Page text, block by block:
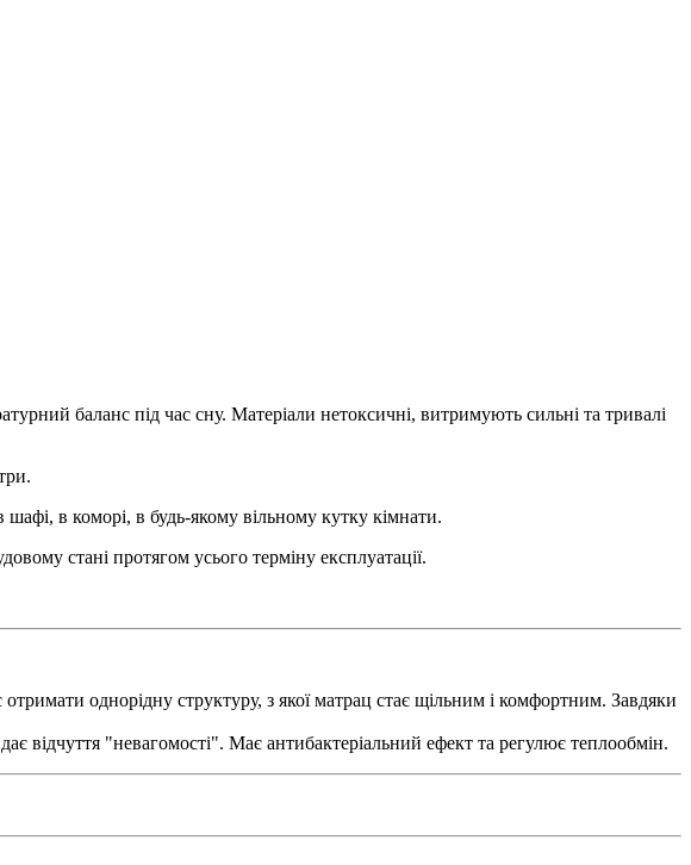
баланс під час сну. Матеріали нетоксичні, витримують сильні та тривалі
в коморі, в будь-якому вільному кутку кімнати.
стані протягом усього терміну експлуатації.
однорідну структуру, з якої матрац стає щільним і комфортним. Завдяки
відчуття "невагомості". Має антибактеріальний ефект та регулює теплообмін.